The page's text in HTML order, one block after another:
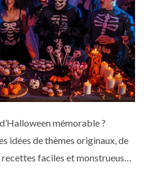
mémorable ?
idées de thèmes originaux, de
faciles et monstrueuses